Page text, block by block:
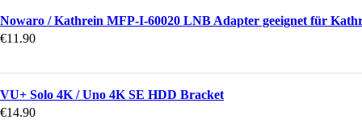
Nowaro / Kathrein MFP-I-60020 LNB Adapter geeignet für
€11.90
VU+ Solo 4K / Uno 4K SE HDD Bracket
€14.90